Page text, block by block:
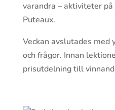
varandra – aktiviteter på
Puteaux.
Veckan avslutades
och frågor. Innan
prisutdelning till